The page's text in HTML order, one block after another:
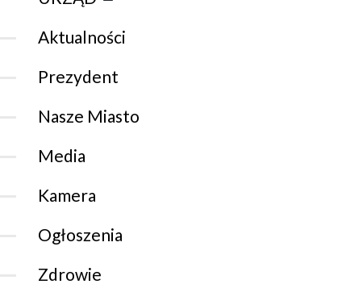
Aktualności
Prezydent
Nasze Miasto
Media
Kamera
Ogłoszenia
Zdrowie